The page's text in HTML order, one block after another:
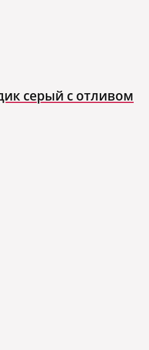
серый с отливом